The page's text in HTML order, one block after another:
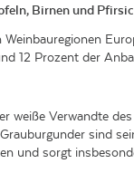
Birnen und
12 Prozent der
weiße Verwandte
sind
und sorgt